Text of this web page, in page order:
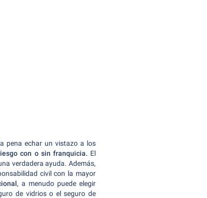
pena echar un vistazo a los
con o sin franquicia. El
verdadera ayuda. Además,
civil con la mayor
, a menudo puede elegir
de vidrios o el seguro de